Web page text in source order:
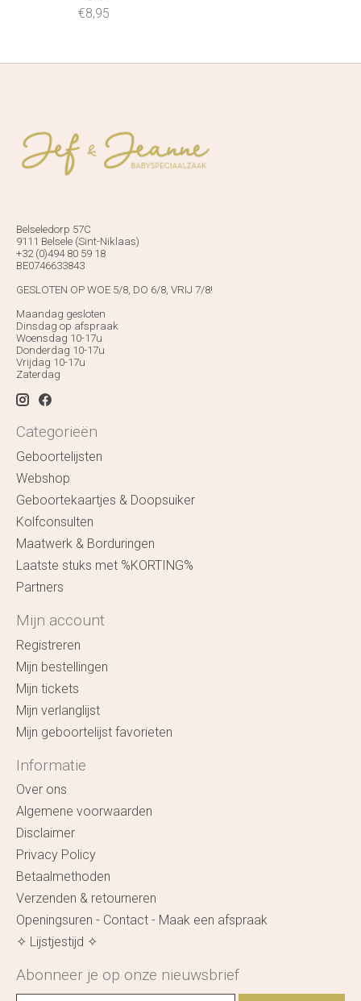
€8,95
Belseledorp 57C
9111 Belsele (Sint-Niklaas)
+32 (0)494 80 59 18
BE0746633843
GESLOTEN OP WOE 5/8, DO 6/8, VRIJ 7/8!
Maandag gesloten
Dinsdag op afspraak
Woensdag 10-17u
Donderdag 10-17u
Vrijdag 10-17u
Zaterdag
Categorieën
Geboortelijsten
Webshop
Geboortekaartjes & Doopsuiker
Kolfconsulten
Maatwerk & Borduringen
Laatste stuks met %KORTING%
Partners
Mijn account
Registreren
Mijn bestellingen
Mijn tickets
Mijn verlanglijst
Mijn geboortelijst favorieten
Informatie
Over ons
Algemene voorwaarden
Disclaimer
Privacy Policy
Betaalmethoden
Verzenden & retourneren
Openingsuren - Contact - Maak een afspraak
✧ Lijstjestijd ✧
Abonneer je op onze nieuwsbrief